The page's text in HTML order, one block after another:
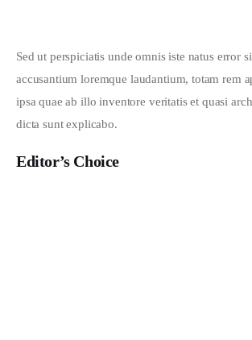
Sed ut perspiciatis unde omnis iste natus error
accusantium loremque laudantium, totam rem
ipsa quae ab illo inventore veritatis et quasi
dicta sunt explicabo.
Editor’s Choice